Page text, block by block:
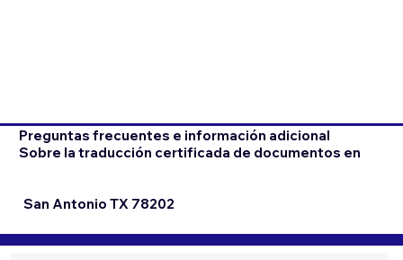
Preguntas frecuentes e información adicional
Sobre la traducción certificada de documentos en
San Antonio TX 78202